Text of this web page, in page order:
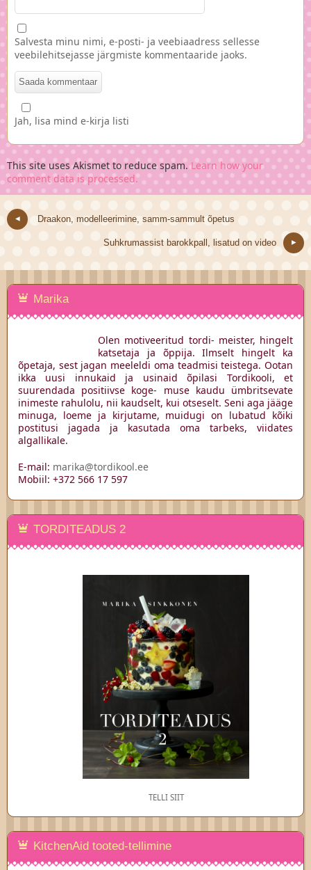
Salvesta minu nimi, e-posti- ja veebiaadress sellesse
veebilehitsejasse järgmiste kommentaaride jaoks.
Jah, lisa mind e-kirja listi
This site uses Akismet to reduce spam.Learn how your
comment data is processed.
Draakon, modelleerimine, samm-sammult õpetus
Suhkrumassist barokkpall, lisatud on video
Marika
Olen motiveeritud tordi- meister, hingelt
katsetaja ja õppija. Ilmselt hingelt ka
õpetaja, sest jagan meeleldi oma teadmisi teistega. Ootan
ikka uusi innukaid ja usinaid õpilasi Tordikooli, et
suurendada positiivse koge- muse kaudu ümbritsevate
inimeste rahulolu, nii kaudselt, kui otseselt. Seni aga jääge
minuga, loeme ja kirjutame, muidugi on lubatud kõiki
postitusi jagada ja kasutada oma tarbeks, viidates
algallikale.
E-mail: marika@tordikool.ee
Mobiil: +372 566 17 597
TORDITEADUS 2
TELLI SIIT
KitchenAid tooted-tellimine